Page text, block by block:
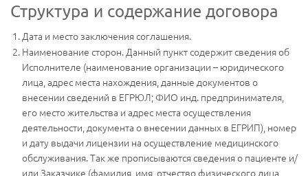
Структура и содержание договора
Дата и место заключения соглашения.
Наименование сторон. Данный пункт содержит сведения об
Исполнителе (наименование организации – юридического
лица, адрес места нахождения, данные документов о
внесении сведений в ЕГРЮЛ; ФИО инд. предпринимателя,
его место жительства и адрес места осуществления
деятельности, документа о внесении данных в ЕГРИП), номер
и дату выдачи лицензии на осуществление медицинского
обслуживания. Так же прописываются сведения о пациенте и/
или Заказчике (фамилия, имя, отчество физического лица,